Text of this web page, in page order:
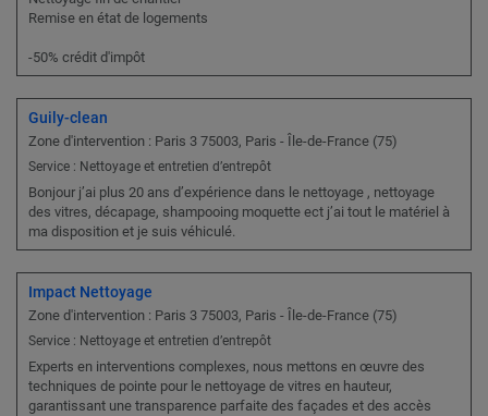
Remise en état de logements
-50% crédit d'impôt
Guily-clean
Zone d'intervention : Paris 3 75003, Paris - Île-de-France (75)
Service : Nettoyage et entretien d’entrepôt
Bonjour j’ai plus 20 ans d’expérience dans le nettoyage , nettoyage
des vitres, décapage, shampooing moquette ect j’ai tout le matériel à
ma disposition et je suis véhiculé.
Impact Nettoyage
Zone d'intervention : Paris 3 75003, Paris - Île-de-France (75)
Service : Nettoyage et entretien d’entrepôt
Experts en interventions complexes, nous mettons en œuvre des
techniques de pointe pour le nettoyage de vitres en hauteur,
garantissant une transparence parfaite des façades et des accès